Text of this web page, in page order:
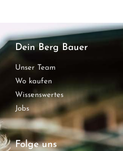
Dein Berg Bauer
Unser Team
Wo kaufen
Wissenswertes
Jobs
Folge uns